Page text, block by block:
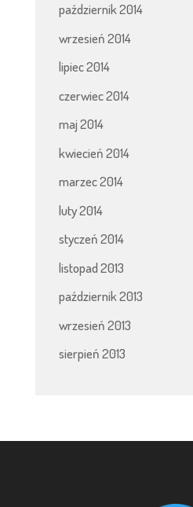
październik 2014
wrzesień 2014
lipiec 2014
czerwiec 2014
maj 2014
kwiecień 2014
marzec 2014
luty 2014
styczeń 2014
listopad 2013
październik 2013
wrzesień 2013
sierpień 2013